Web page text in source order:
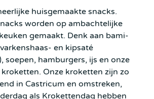
huisgemaakte snacks.
worden op ambachtelijke
gemaakt. Denk aan bami-
en kipsaté
, soepen, hamburgers, ijs en onze
Onze kroketten zijn zo
in Castricum en omstreken,
als Krokettendag hebben